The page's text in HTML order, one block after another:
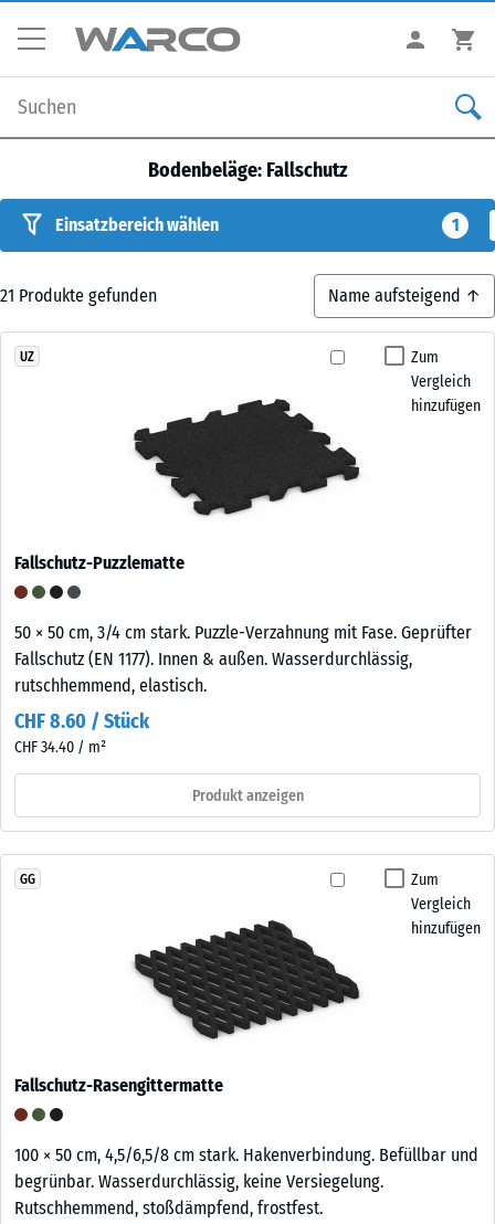
Bodenbeläge: Fallschutz
Einsatzbereich wählen 1
21 Produkte gefunden
Zum
Vergleich
hinzufügen
UZ
Fallschutz-Puzzlematte
50 × 50 cm, 3/4 cm stark. Puzzle-Verzahnung mit Fase. Geprüfter
Fallschutz (EN 1177). Innen & außen. Wasserdurchlässig,
rutschhemmend, elastisch.
CHF 8.60 / Stück
CHF 34.40 / m²
Produkt anzeigen
Zum
Vergleich
hinzufügen
GG
Fallschutz-Rasengittermatte
100 × 50 cm, 4,5/6,5/8 cm stark. Hakenverbindung. Befüllbar und
begrünbar. Wasserdurchlässig, keine Versiegelung.
Rutschhemmend, stoßdämpfend, frostfest.